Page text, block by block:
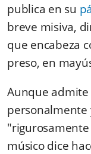
publica en su
breve misiva,
que encabeza
preso, en
Aunque admite
personalmente
músico dice